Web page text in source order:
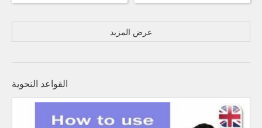
عرض المزيد
القواعد النحوية